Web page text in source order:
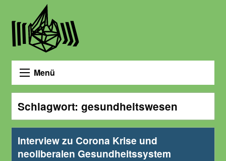
Menü
Schlagwort: gesundheitswesen
Interview zu Corona Krise und
neoliberalen Gesundheitssystem